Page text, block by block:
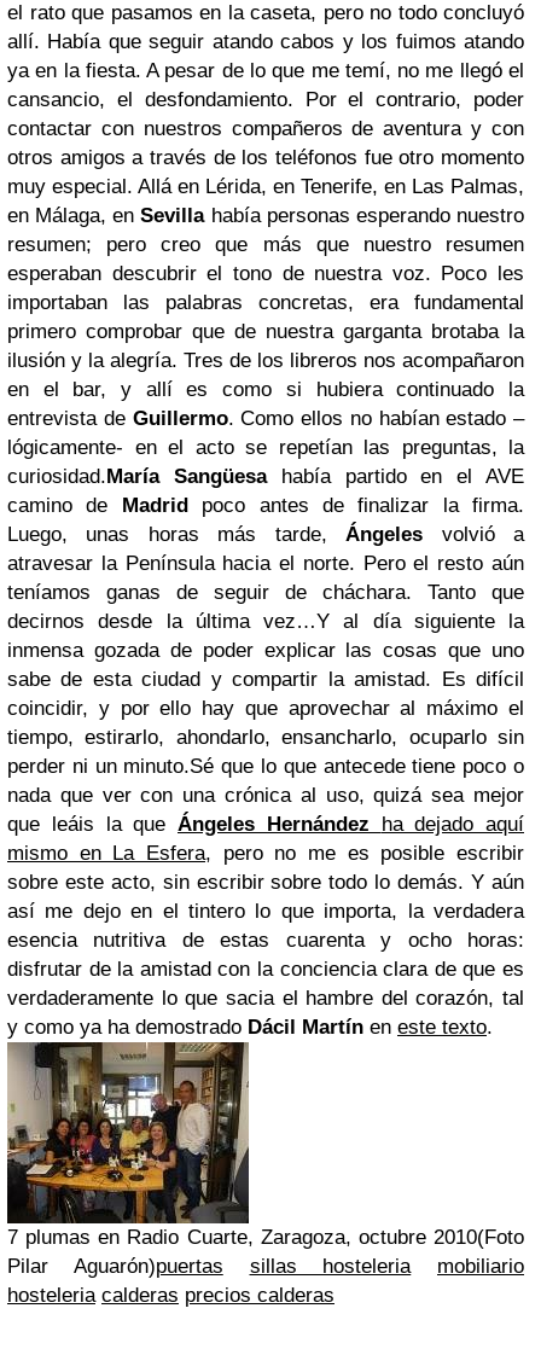
el rato que pasamos en la caseta, pero no todo concluyó
allí. Había que seguir atando cabos y los fuimos atando
ya en la fiesta. A pesar de lo que me temí, no me llegó el
cansancio, el desfondamiento. Por el contrario, poder
contactar con nuestros compañeros de aventura y con
otros amigos a través de los teléfonos fue otro momento
muy especial. Allá en Lérida, en Tenerife, en Las Palmas,
en Málaga, enSevillahabía personas esperando nuestro
resumen; pero creo que más que nuestro resumen
esperaban descubrir el tono de nuestra voz. Poco les
importaban las palabras concretas, era fundamental
primero comprobar que de nuestra garganta brotaba la
ilusión y la alegría. Tres de los libreros nos acompañaron
en el bar, y allí es como si hubiera continuado la
entrevista de Guillermo. Como ellos no habían estado –
lógicamente- en el acto se repetían las preguntas, la
curiosidad.María Sangüesahabía partido en el AVE
camino de Madridpoco antes de finalizar la firma.
Luego, unas horas más tarde,Ángeles volvió a
atravesar la Península hacia el norte. Pero el resto aún
teníamos ganas de seguir de cháchara. Tanto que
decirnos desde la última vez…Y al día siguiente la
inmensa gozada de poder explicar las cosas que uno
sabe de esta ciudad y compartir la amistad. Es difícil
coincidir, y por ello hay que aprovechar al máximo el
tiempo, estirarlo, ahondarlo, ensancharlo, ocuparlo sin
perder ni un minuto.Sé que lo que antecede tiene poco o
nada que ver con una crónica al uso, quizá sea mejor
que leáis la que Ángeles Hernández ha dejado aquí
mismo en La Esfera, pero no me es posible escribir
sobre este acto, sin escribir sobre todo lo demás. Y aún
así me dejo en el tintero lo que importa, la verdadera
esencia nutritiva de estas cuarenta y ocho horas:
disfrutar de la amistad con la conciencia clara de que es
verdaderamente lo que sacia el hambre del corazón, tal
y como ya ha demostrado Dácil Martín en este texto.
7 plumas en Radio Cuarte, Zaragoza, octubre 2010(Foto
Pilar Aguarón)puertas sillas hosteleria
mobiliario
hosteleria calderas precios calderas